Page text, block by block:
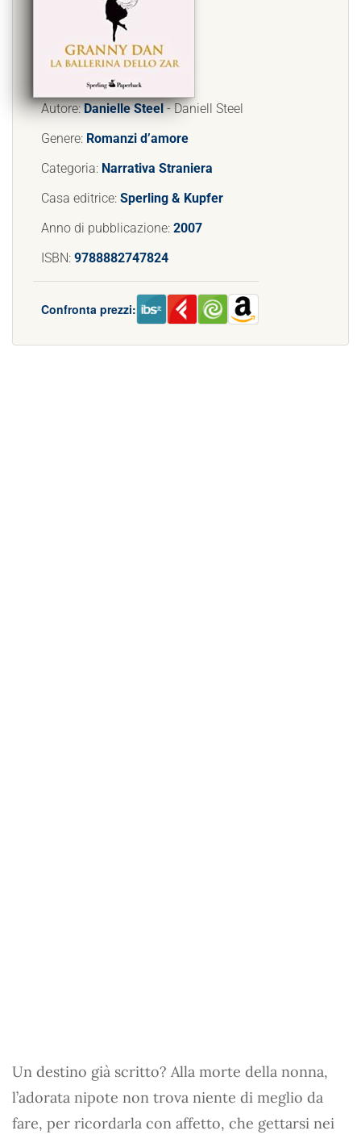
Autore:Danielle Steel- Daniell Steel
Genere: Romanzi d’amore
Categoria: Narrativa Straniera
Casa editrice: Sperling & Kupfer
Anno di pubblicazione: 2007
ISBN: 9788882747824
Confronta prezzi:
Un destino già scritto? Alla morte della nonna,
l’adorata nipote non trova niente di meglio da
fare, per ricordarla con affetto, che gettarsi nei